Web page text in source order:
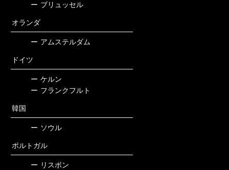
ー ブリュッセル
オランダ
ー アムステルダム
ドイツ
ー ケルン
ー フランクフルト
韓国
ー ソウル
ポルトガル
ー リスボン